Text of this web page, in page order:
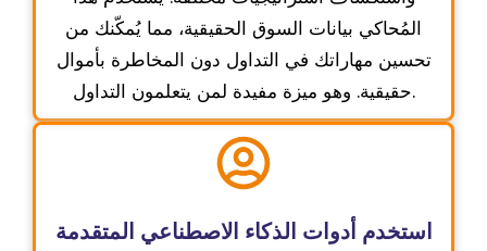
المُحاكي بيانات السوق الحقيقية، مما يُمكّنك من
تحسين مهاراتك في التداول دون المخاطرة بأموال
حقيقية. وهو ميزة مفيدة لمن يتعلمون التداول.
استخدم أدوات الذكاء الاصطناعي المتقدمة